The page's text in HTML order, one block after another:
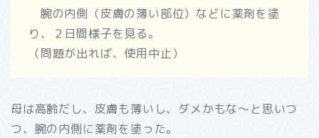
腕の内側（皮膚の薄い部位）などに薬剤を塗
り、２日間様子を見る。
（問題が出れば、使用中止）
母は高齢だし、皮膚も薄いし、ダメかもな～と思いつ
つ、腕の内側に薬剤を塗った。